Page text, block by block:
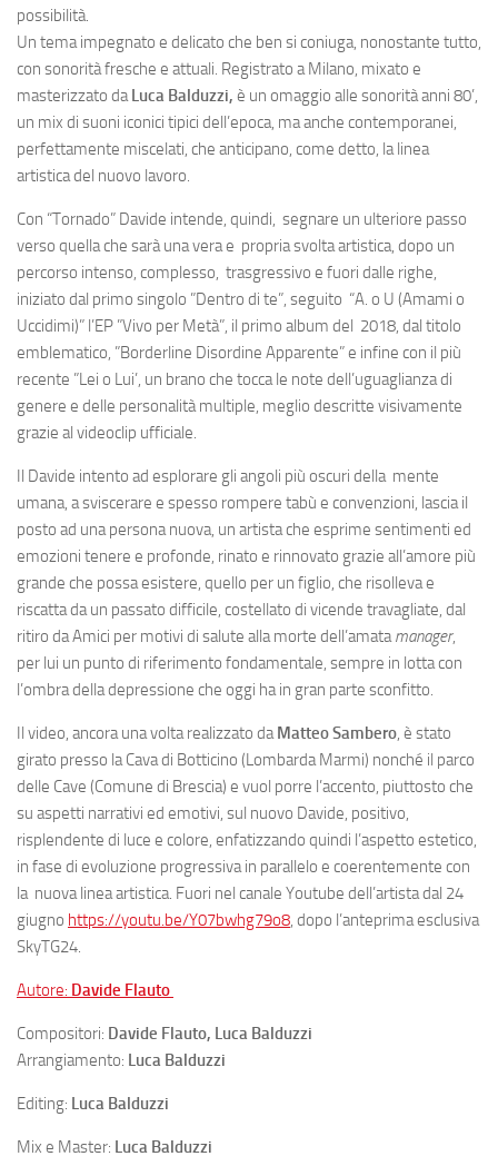
possibilità.
Un tema impegnato e delicato che ben si coniuga, nonostante tutto,
con sonorità fresche e attuali. Registrato a Milano, mixato e
masterizzato daLuca Balduzzi, è un omaggio alle sonorità anni 80’,
un mix di suoni iconici tipici dell’epoca, ma anche contemporanei,
perfettamente miscelati, che anticipano, come detto, la linea
artistica del nuovo lavoro.
Con “Tornado” Davide intende, quindi, segnare un ulteriore passo
verso quella che sarà una vera e propria svolta artistica, dopo un
percorso intenso, complesso, trasgressivo e fuori dalle righe,
iniziato dal primo singolo ”Dentro di te”, seguito “A. o U (Amami o
Uccidimi)” l’EP ”Vivo per Metà”, il primo album del 2018, dal titolo
emblematico, ”Borderline Disordine Apparente” e infine con il più
recente ”Lei o Lui’, un brano che tocca le note dell’uguaglianza di
genere e delle personalità multiple, meglio descritte visivamente
grazie al videoclip ufficiale.
Il Davide intento ad esplorare gli angoli più oscuri della mente
umana, a sviscerare e spesso rompere tabù e convenzioni, lascia il
posto ad una persona nuova, un artista che esprime sentimenti ed
emozioni tenere e profonde, rinato e rinnovato grazie all’amore più
grande che possa esistere, quello per un figlio, che risolleva e
riscatta da un passato difficile, costellato di vicende travagliate, dal
ritiro da Amici per motivi di salute alla morte dell’amatamanager,
per lui un punto di riferimento fondamentale, sempre in lotta con
l’ombra della depressione che oggi ha in gran parte sconfitto.
Il video, ancora una volta realizzato daMatteo Sambero, è stato
girato presso la Cava di Botticino (Lombarda Marmi) nonché il parco
delle Cave (Comune di Brescia) e vuol porre l’accento, piuttosto che
su aspetti narrativi ed emotivi, sul nuovo Davide, positivo,
risplendente di luce e colore, enfatizzando quindi l’aspetto estetico,
in fase di evoluzione progressiva in parallelo e coerentemente con
la nuova linea artistica. Fuori nel canale Youtube dell’artista dal 24
giugno https://youtu.be/Y07bwhg79o8, dopo l’anteprima esclusiva
SkyTG24.
Autore: Davide Flauto
Compositori: Davide Flauto, Luca Balduzzi
Arrangiamento: Luca Balduzzi
Editing: Luca Balduzzi
Mix e Master: Luca Balduzzi